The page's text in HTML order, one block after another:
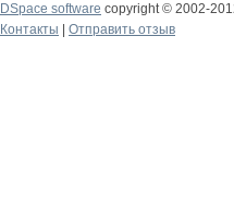
DSpace software copyright © 2002-
Контакты
Отправить отзыв